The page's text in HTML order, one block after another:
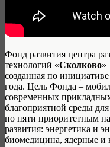
Фонд развития центра
технологий «Сколково»
созданная по
года. Цель Фонда –
современных
благоприятной среды
по пяти приоритетным
развития: энергетика и
биомедицина, ядерные и